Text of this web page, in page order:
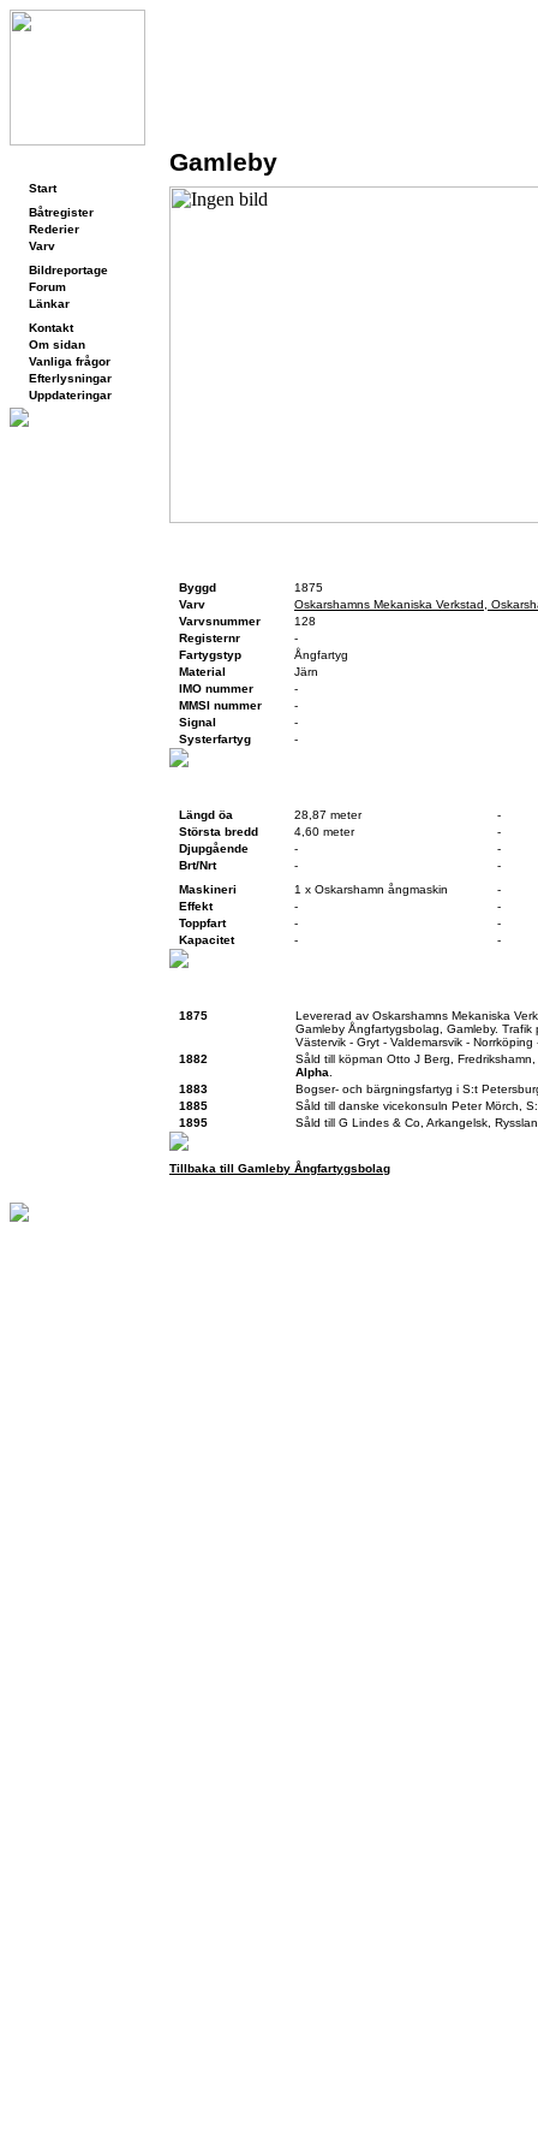
Start
Båtregister
Rederier
Varv
Bildreportage
Forum
Länkar
Kontakt
Om sidan
Vanliga frågor
Efterlysningar
Uppdateringar
Gamleby
Byggd
1875
Varv
Oskarshamns Mekaniska Verkstad,
Varvsnummer
128
Registernr
-
Fartygstyp
Ångfartyg
Material
Järn
IMO nummer
-
MMSI nummer
-
Signal
-
Systerfartyg
-
Längd öa
28,87 meter
-
Största bredd
4,60 meter
-
Djupgående
-
-
Brt/Nrt
-
-
Maskineri
1 x Oskarshamn ångmaskin
-
Effekt
-
-
Toppfart
-
-
Kapacitet
- -
1875
Levererad av Oskarshamns Mekaniska
Gamleby Ångfartygsbolag, Gamleby. Trafik
Västervik - Gryt - Valdemarsvik - Norrköping
1882
Såld till köpman Otto J Berg,
Alpha
1883
Bogser- och bärgningsfartyg i S:t
1885
Såld till danske vicekonsuln Peter Mörch,
1895
Såld till G Lindes & Co, Arkangelsk,
Tillbaka till Gamleby Ångfartygsbolag